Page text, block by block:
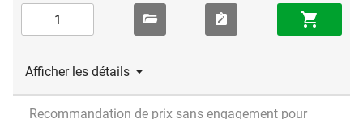
Afficher les détails
Recommandation de prix sans engagement pour